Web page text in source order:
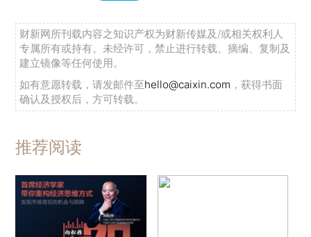
财新网所刊载内容之知识产权为财新传媒及/或相关权利人
专属所有或持有。未经许可，禁止进行转载、摘编、复制及
建立镜像等任何使用。
如有意愿转载，请发邮件至hello@caixin.com ，获得书面
确认及授权后，方可转载。
推荐阅读